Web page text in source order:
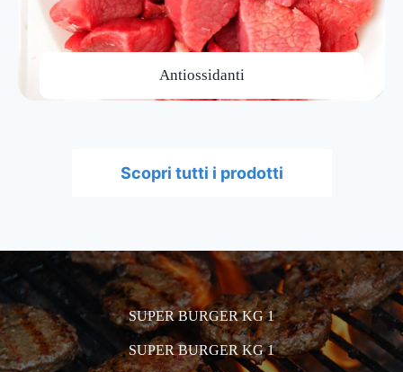
Antiossidanti
Scopri tutti i prodotti
SUPER BURGER KG 1
SUPER BURGER KG 1